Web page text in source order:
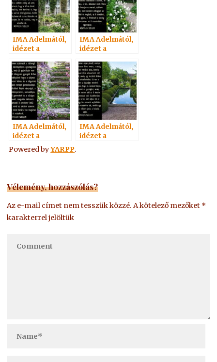
IMA Adelmától,
idézet a
Szellemtől 47.
IMA Adelmától,
idézet a
Szellemtől 36.
IMA Adelmától,
idézet a
Névtelen
Szellemtől 3.
IMA Adelmától,
idézet a
Powered byYARPP.
Vélemény, hozzászólás?
Az e-mail címet nem tesszük közzé. A kötelező mezőket *
karakterrel jelöltük